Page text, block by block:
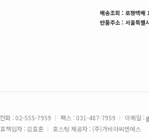
배송조회 : 로젠택배
반품주소 : 서울특별
전화 : 02-555-7959 팩스 : 031-487-7959 이메일 :
책임자 : 김효훈
호스팅 제공자 : (주)가비아씨엔에스